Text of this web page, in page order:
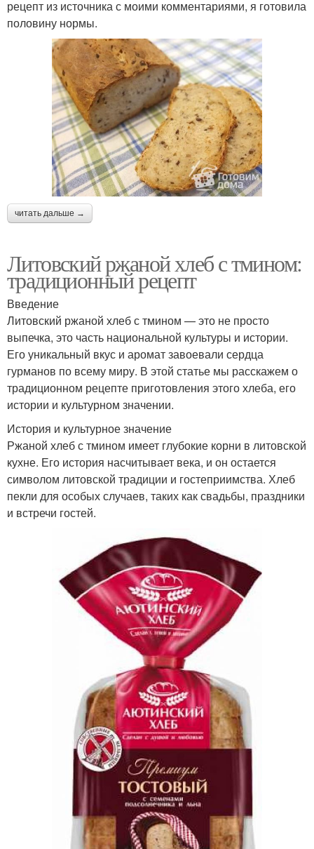
рецепт из источника с моими комментариями, я готовила
половину нормы.
читать дальше →
Литовский ржаной хлеб с тмином:
традиционный рецепт
Введение
Литовский ржаной хлеб с тмином — это не просто
выпечка, это часть национальной культуры и истории.
Его уникальный вкус и аромат завоевали сердца
гурманов по всему миру. В этой статье мы расскажем о
традиционном рецепте приготовления этого хлеба, его
истории и культурном значении.
История и культурное значение
Ржаной хлеб с тмином имеет глубокие корни в литовской
кухне. Его история насчитывает века, и он остается
символом литовской традиции и гостеприимства. Хлеб
пекли для особых случаев, таких как свадьбы, праздники
и встречи гостей.